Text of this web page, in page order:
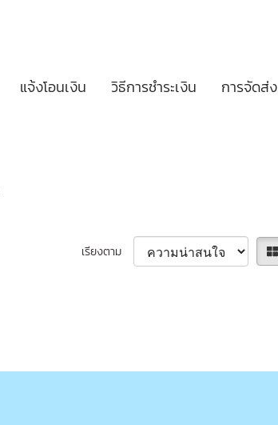
แจ้งโอนเงิน วิธีการชำระเงิน การจัดส่ง
เรียงตาม